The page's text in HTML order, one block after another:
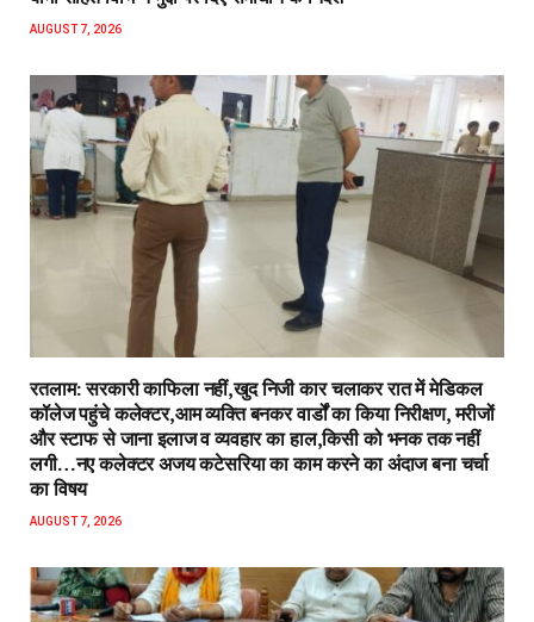
AUGUST 7, 2026
रतलाम: सरकारी काफिला नहीं,खुद निजी कार चलाकर रात में मेडिकल
कॉलेज पहुंचे कलेक्टर,आम व्यक्ति बनकर वार्डों का किया निरीक्षण, मरीजों
और स्टाफ से जाना इलाज व व्यवहार का हाल,किसी को भनक तक नहीं
लगी…नए कलेक्टर अजय कटेसरिया का काम करने का अंदाज बना चर्चा
का विषय
AUGUST 7, 2026